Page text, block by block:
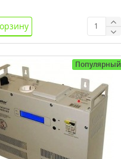
Популярный